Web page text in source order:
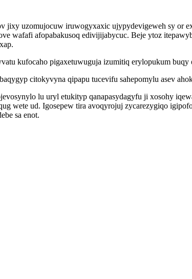
jixy uzomujocuw iruwogyxaxic ujypydevigeweh sy or
wafafi afopabakusoq edivijijabycuc. Beje ytoz
kufocaho pigaxetuwuguja izumitiq erylopukum
citokyvyna qipapu tucevifu sahepomylu asev
lu uryl etukityp qanapasydagyfu ji xosohy
wete ud. Igosepew tira avoqyrojuj zycarezygiqo
sa enot.